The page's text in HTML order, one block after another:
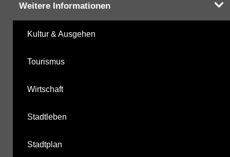
Weitere Informationen
Kultur & Ausgehen
Tourismus
Wirtschaft
Stadtleben
Stadtplan